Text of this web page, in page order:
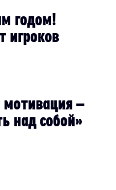
годом!
игроков
–
над собой»